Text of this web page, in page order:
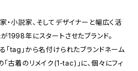
・小説家、そしてデザイナーと幅広く活
1998年にスタートさせたブランド。
tag」から名付けられたブランドネーム
「古着のリメイク(1-tac)」に、個々にフィ